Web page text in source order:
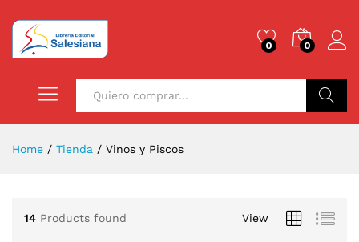
0 0
Home / Tienda / Vinos y Piscos
14 Products found View